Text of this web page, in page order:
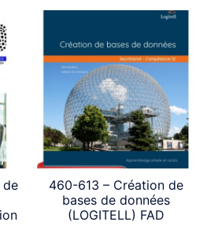
32,75$
à
de
460-613 – Création de
bases de données
(LOGITELL) FAD